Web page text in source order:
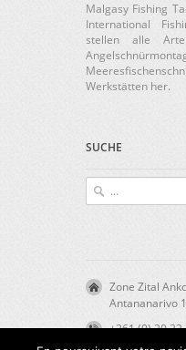
Malgasy Fishing
International
stellen alle
Werkstätten her.
SUCHE
Zone Zital
Antananarivo
+261 (0) 20 22